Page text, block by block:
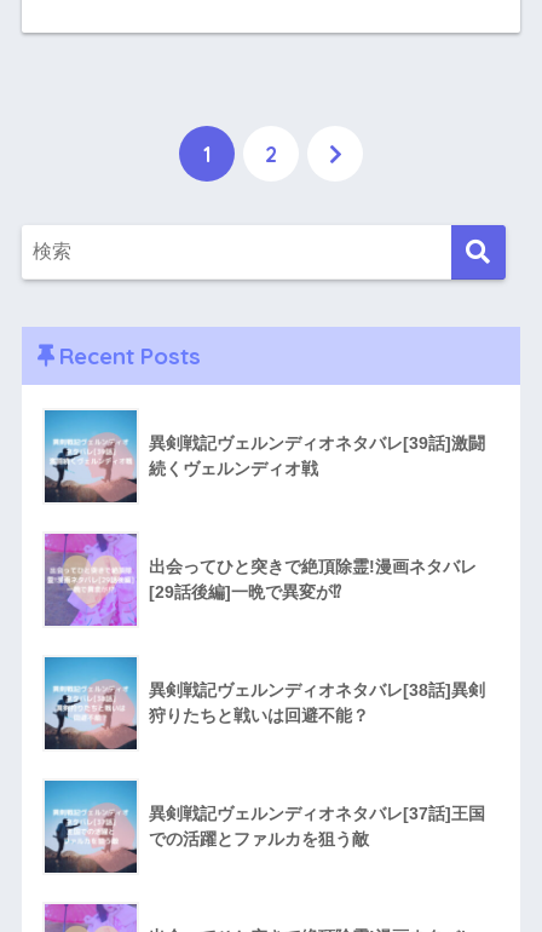
1 2
Recent Posts
異剣戦記ヴェルンディオネタバレ[39話]激闘
続くヴェルンディオ戦
出会ってひと突きで絶頂除霊!漫画ネタバレ
[29話後編]一晩で異変が⁉︎
異剣戦記ヴェルンディオネタバレ[38話]異剣
狩りたちと戦いは回避不能？
異剣戦記ヴェルンディオネタバレ[37話]王国
での活躍とファルカを狙う敵